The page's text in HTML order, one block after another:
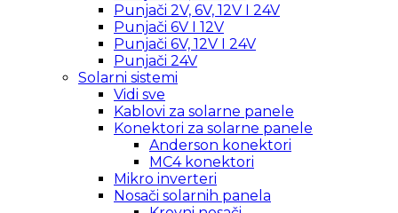
Punjači 2V, 6V, 12V I 24V
Punjači 6V I 12V
Punjači 6V, 12V I 24V
Punjači 24V
Solarni sistemi
Vidi sve
Kablovi za solarne panele
Konektori za solarne panele
Anderson konektori
MC4 konektori
Mikro inverteri
Nosači solarnih panela